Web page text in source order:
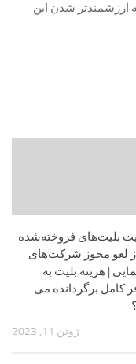
ارزشمندتر شدن این
بلیت‌های فروخته‌شده
لغو مجوز شرکت‌های
| هزینه بلیت به
کامل برگردانده می
ژوئن 11, 2023